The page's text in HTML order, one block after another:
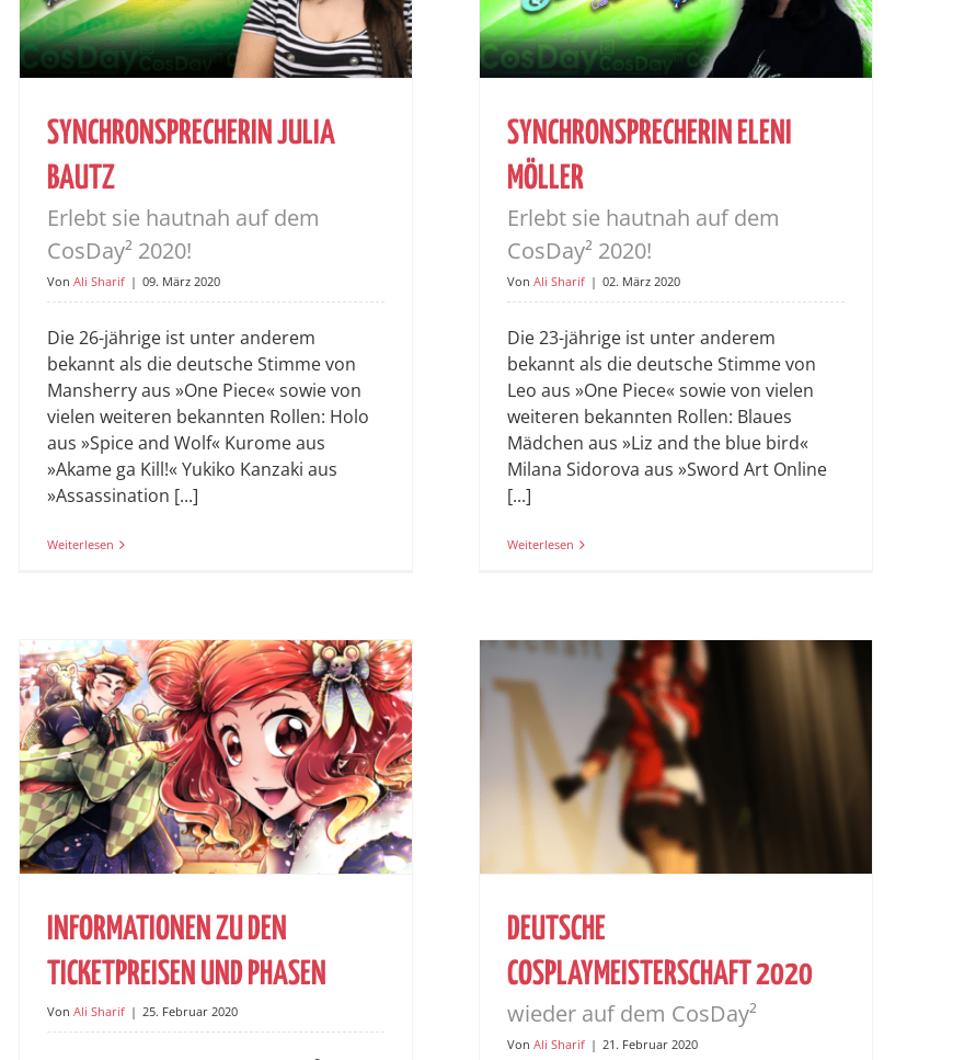
SYNCHRONSPRECHERIN JULIA
BAUTZ
Erlebt sie hautnah auf dem
CosDay² 2020!
Von Ali Sharif | 09. März 2020
Die 26-jährige ist unter anderem
bekannt als die deutsche Stimme von
Mansherry aus »One Piece« sowie von
vielen weiteren bekannten Rollen: Holo
aus »Spice and Wolf« Kurome aus
»Akame ga Kill!« Yukiko Kanzaki aus
»Assassination [...]
Weiterlesen
SYNCHRONSPRECHERIN ELENI
MÖLLER
Erlebt sie hautnah auf dem
CosDay² 2020!
Von Ali Sharif | 02. März 2020
Die 23-jährige ist unter anderem
bekannt als die deutsche Stimme von
Leo aus »One Piece« sowie von vielen
weiteren bekannten Rollen: Blaues
Mädchen aus »Liz and the blue bird«
Milana Sidorova aus »Sword Art Online
[...]
Weiterlesen
INFORMATIONEN ZU DEN
TICKETPREISEN UND PHASEN
Von Ali Sharif | 25. Februar 2020
DEUTSCHE
COSPLAYMEISTERSCHAFT 2020
wieder auf dem CosDay²
Von Ali Sharif | 21. Februar 2020